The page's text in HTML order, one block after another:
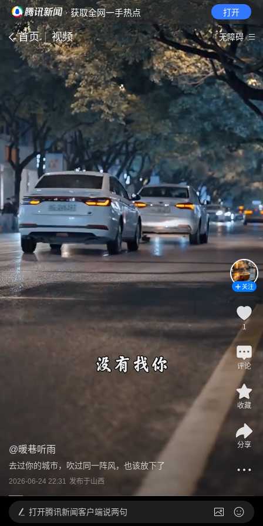
· 获取全网一手热点 打开
首页 视频 无障碍
@暖巷听雨
去过你的城市，吹过同一阵风，也该放下了
2026-06-24 22:31 发布于山西
关注
1
评论
收藏
分享
打开腾讯新闻客户端说两句